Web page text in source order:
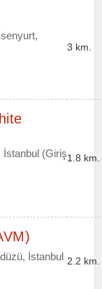
3 km.
İstanbul (Giriş1.8 km.
İstanbul 2.2 km.